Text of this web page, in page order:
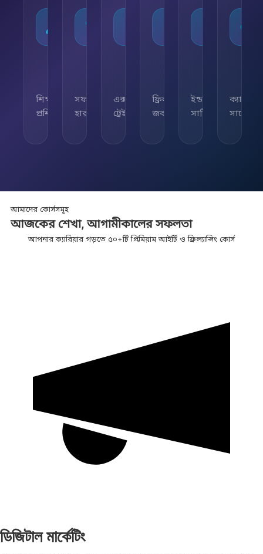
শিক্ষার্থী
প্রশিক্ষিত
সফলতার
হার
এক্সপার্ট
ট্রেইনার
ফ্রিল্যান্সিং
জব
ইন্ডাস্ট্রি
সার্টিফিকেট
ক্যারিয়ার
সাপোর্ট
আমাদের কোর্সসমূহ
আজকের শেখা,আগামীকালের সফলতা
আপনার ক্যারিয়ার গড়তে ৫০+টি প্রিমিয়াম আইটি ও ফ্রিল্যান্সিং কোর্স
ডিজিটাল মার্কেটিং